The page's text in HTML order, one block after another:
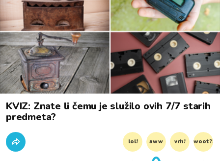
KVIZ: Znate li čemu je služilo ovih 7/7 starih
predmeta?
lol! aww vrh! woot?!